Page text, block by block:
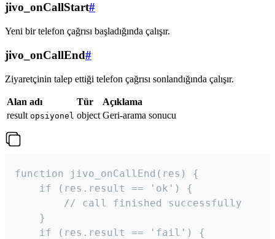
jivo_onCallStart#
Yeni bir telefon çağrısı başladığında çalışır.
jivo_onCallEnd#
Ziyaretçinin talep ettiği telefon çağrısı sonlandığında çalışır.
Alan adı Tür
Açıklama
result opsiyonel object Geri-arama sonucu
function jivo_onCallEnd(res) {
    if (res.result == 'ok') {
        // call finished successfully
    }
    if (res.result == 'fail') {